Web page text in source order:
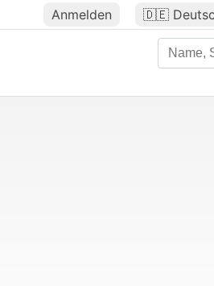
Anmelden 🇩🇪